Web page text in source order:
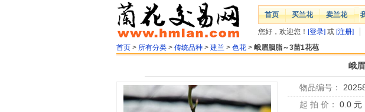
首页 买兰花 卖兰花
您好，欢迎您！ [登录] 或 [注册]
首页 > 所有分类 > 传统品种 > 建兰 > 色花 > 峨眉胭脂～3苗1花苞
峨
物品编号：
起 拍 价：
0.0 元